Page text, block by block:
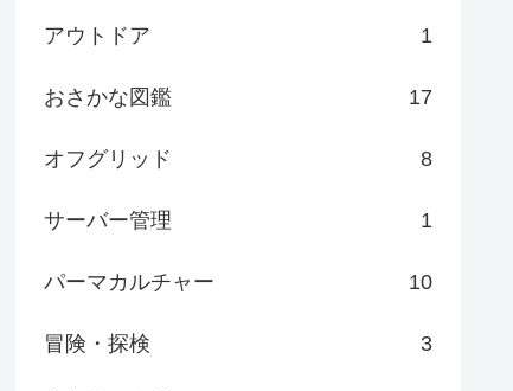
アウトドア 1
おさかな図鑑 17
オフグリッド 8
サーバー管理 1
パーマカルチャー 10
冒険・探検 3